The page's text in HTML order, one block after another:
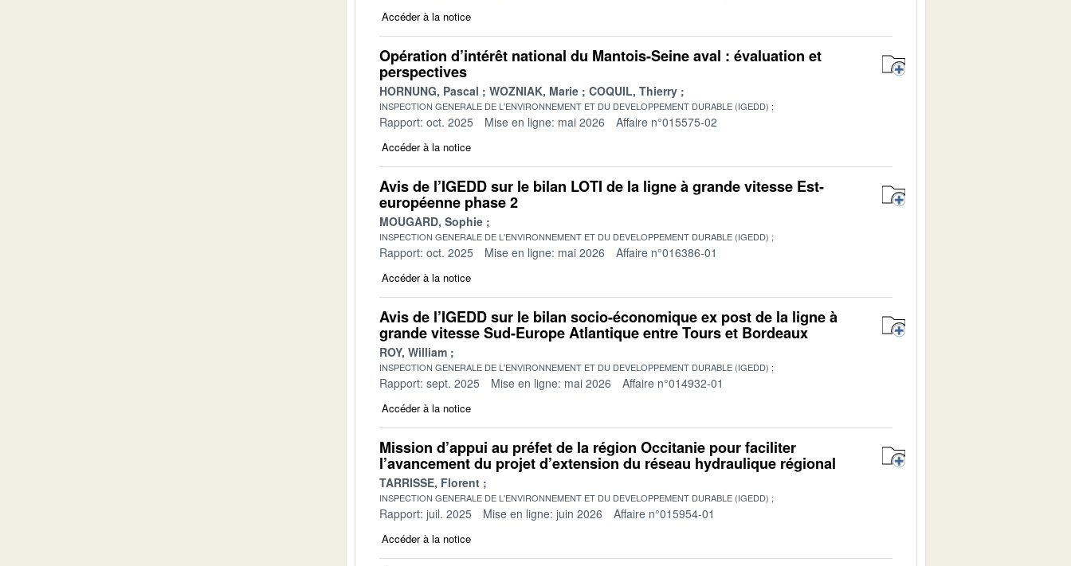
Accéder à la notice
Opération d’intérêt national du Mantois-Seine aval : évaluation et
perspectives
HORNUNG, Pascal WOZNIAK, Marie COQUIL, Thierry
INSPECTION GENERALE DE L'ENVIRONNEMENT ET DU DEVELOPPEMENT DURABLE (IGEDD)
Rapport: oct. 2025 Mise en ligne: mai 2026 Affaire n°015575-02
Accéder à la notice
Avis de l’IGEDD sur le bilan LOTI de la ligne à grande vitesse Est-
européenne phase 2
MOUGARD, Sophie
INSPECTION GENERALE DE L'ENVIRONNEMENT ET DU DEVELOPPEMENT DURABLE (IGEDD)
Rapport: oct. 2025 Mise en ligne: mai 2026 Affaire n°016386-01
Accéder à la notice
Avis de l’IGEDD sur le bilan socio-économique ex post de la ligne à
grande vitesse Sud-Europe Atlantique entre Tours et Bordeaux
ROY, William
INSPECTION GENERALE DE L'ENVIRONNEMENT ET DU DEVELOPPEMENT DURABLE (IGEDD)
Rapport: sept. 2025 Mise en ligne: mai 2026 Affaire n°014932-01
Accéder à la notice
Mission d’appui au préfet de la région Occitanie pour faciliter
l’avancement du projet d’extension du réseau hydraulique régional
TARRISSE, Florent
INSPECTION GENERALE DE L'ENVIRONNEMENT ET DU DEVELOPPEMENT DURABLE (IGEDD)
Rapport: juil. 2025 Mise en ligne: juin 2026 Affaire n°015954-01
Accéder à la notice